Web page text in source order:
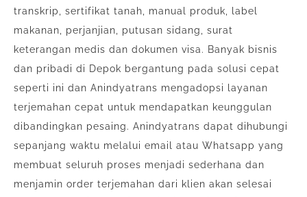
transkrip, sertifikat tanah, manual produk, label
makanan, perjanjian, putusan sidang, surat
keterangan medis dan dokumen visa. Banyak bisnis
dan pribadi di Depok bergantung pada solusi cepat
seperti ini dan Anindyatrans mengadopsi layanan
terjemahan cepat untuk mendapatkan keunggulan
dibandingkan pesaing. Anindyatrans dapat dihubungi
sepanjang waktu melalui email atau Whatsapp yang
membuat seluruh proses menjadi sederhana dan
menjamin order terjemahan dari klien akan selesai